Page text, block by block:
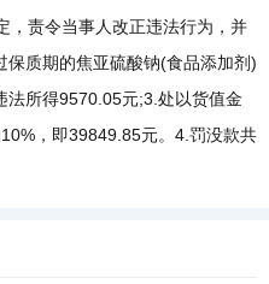
，责令当事人改正违法行为，并
质期的焦亚硫酸钠(食品添加剂)
所得9570.05元;3.处以货值金
，即39849.85元。4.罚没款共